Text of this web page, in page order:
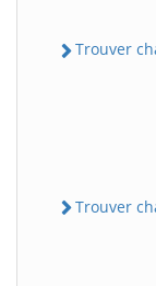
Trouver
Trouver